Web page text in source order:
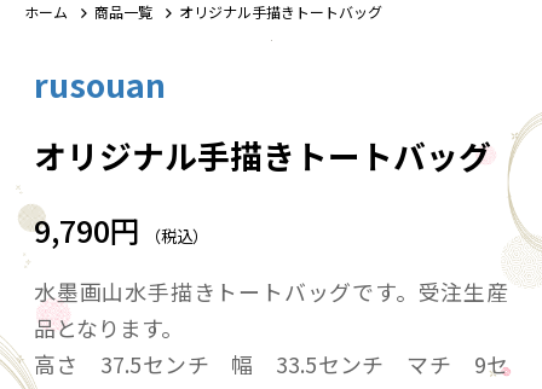
ホーム 商品一覧 オリジナル手描きトートバッグ
rusouan
オリジナル手描きトートバッグ
9,790円 （税込）
水墨画山水手描きトートバッグです。受注生産
品となります。
高さ 37.5センチ 幅 33.5センチ マチ 9セ